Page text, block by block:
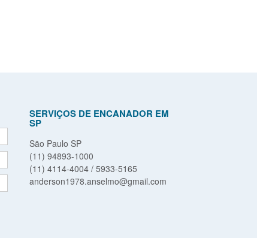
SERVIÇOS DE ENCANADOR EM
SP
São Paulo SP
(11) 94893-1000
(11) 4114-4004 / 5933-5165
anderson1978.anselmo@gmail.com